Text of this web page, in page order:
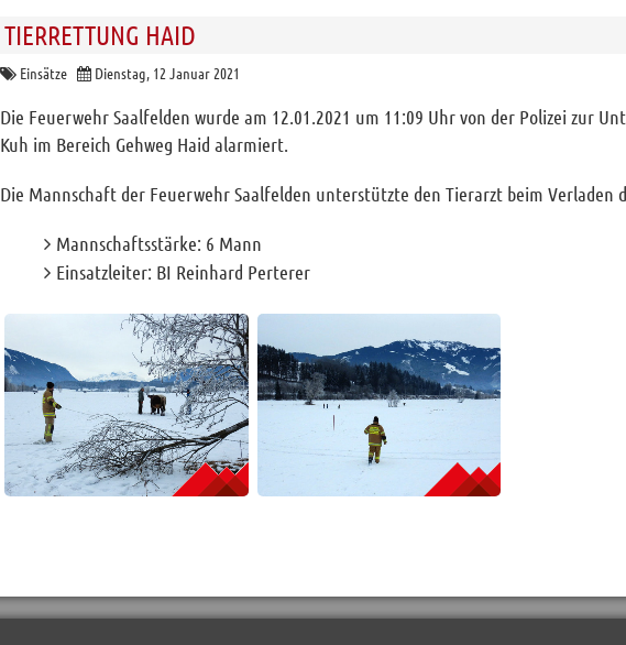
TIERRETTUNG HAID
Einsätze Dienstag, 12 Januar 2021
Die Feuerwehr Saalfelden wurde am 12.01.2021 um 11:09 Uhr von der Polizei zur
Kuh im Bereich Gehweg Haid alarmiert.
Die Mannschaft der Feuerwehr Saalfelden unterstützte den Tierarzt beim Verladen
Mannschaftsstärke: 6 Mann
Einsatzleiter: BI Reinhard Perterer